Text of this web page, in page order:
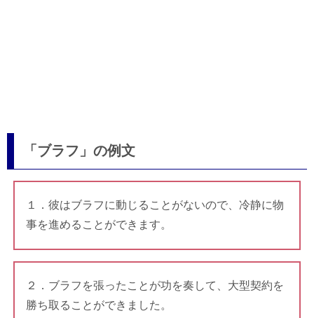
「ブラフ」の例文
１．彼はブラフに動じることがないので、冷静に物
事を進めることができます。
２．ブラフを張ったことが功を奏して、大型契約を
勝ち取ることができました。